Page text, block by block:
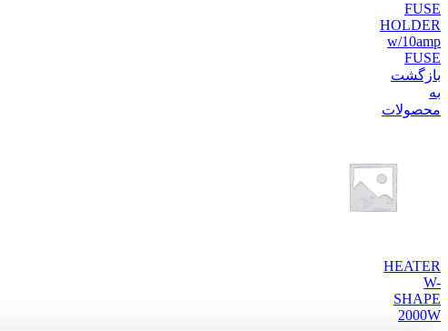
FUSE
HOLDER
w/10amp
FUSE
بازگشت
به
محصولات
HEATER
W-
SHAPE
2000W